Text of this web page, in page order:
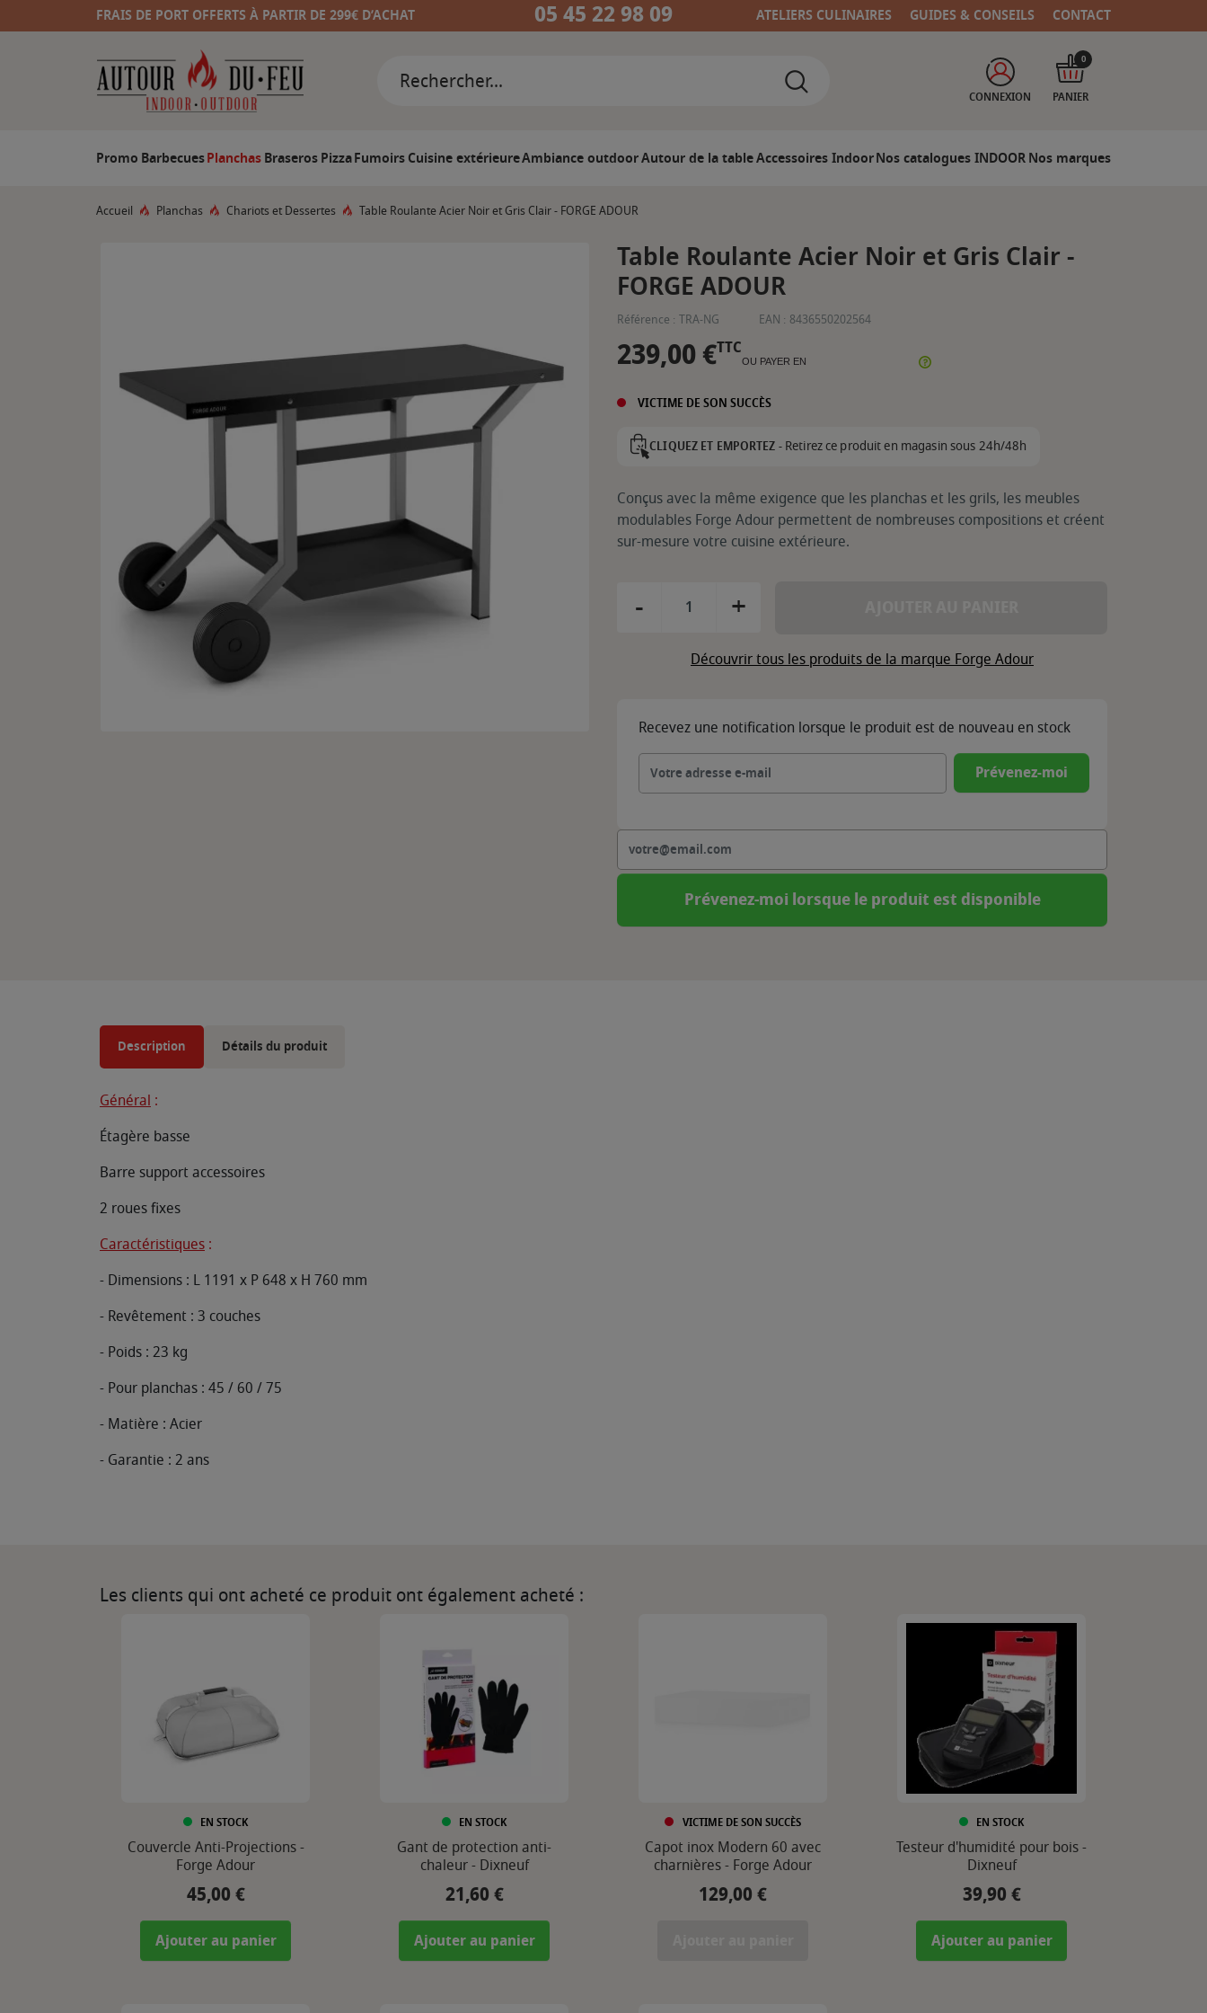
FRAIS DE PORT OFFERTS À PARTIR DE 299€ D’ACHAT 05 45 22 98 09 ATELIERS CULINAIRES GUIDES & CONSEILS CONTACT
CONNEXION PANIER
0
Promo BarbecuesPlanchasBraserosPizzaFumoirsCuisine extérieureAmbiance outdoorAutour de la tableAccessoires IndoorNos catalogues INDOORNos marques
Accueil Planchas Chariots et Dessertes Table Roulante Acier Noir et Gris Clair - FORGE ADOUR
Table Roulante Acier Noir et Gris Clair -
FORGE ADOUR
Référence : TRA-NG EAN : 8436550202564
239,00 €TTC
OU PAYER EN
VICTIME DE SON SUCCÈS
CLIQUEZ ET EMPORTEZ -Retirez ce produit en magasin sous 24h/48h
Conçus avec la même exigence que les planchas et les grils, les meubles
modulables Forge Adour permettent de nombreuses compositions et créent
sur-mesure votre cuisine extérieure.
- +
Découvrir tous les produits de la marque Forge Adour
Recevez une notification lorsque le produit est de nouveau en stock
Prévenez-moi
Prévenez-moi lorsque le produit est disponible
Description Détails du produit
Général :
Étagère basse
Barre support accessoires
2 roues fixes
Caractéristiques :
- Dimensions : L 1191 x P 648 x H 760 mm
- Revêtement : 3 couches
- Poids : 23 kg
- Pour planchas : 45 / 60 / 75
- Matière : Acier
- Garantie : 2 ans
Les clients qui ont acheté ce produit ont également acheté :
EN STOCK
Couvercle Anti-Projections -
Forge Adour
Prix
45,00 €
Ajouter au panier
EN STOCK
Gant de protection anti-
chaleur - Dixneuf
Prix
21,60 €
Ajouter au panier
VICTIME DE SON SUCCÈS
Capot inox Modern 60 avec
charnières - Forge Adour
Prix
129,00 €
EN STOCK
Testeur d'humidité pour bois -
Dixneuf
Prix
39,90 €
Ajouter au panier